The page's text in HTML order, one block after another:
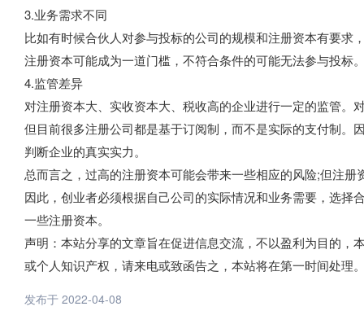
3.业务需求不同
比如有时候合伙人对参与投标的公司的规模和注册资本有要
注册资本可能成为一道门槛，不符合条件的可能无法参与投标
4.监管差异
对注册资本大、实收资本大、税收高的企业进行一定的监管。
但目前很多注册公司都是基于订阅制，而不是实际的支付制
判断企业的真实实力。
总而言之，过高的注册资本可能会带来一些相应的风险;但注
因此，创业者必须根据自己公司的实际情况和业务需要，选
一些注册资本。
声明：本站分享的文章旨在促进信息交流，不以盈利为目的
或个人知识产权，请来电或致函告之，本站将在第一时间处理
发布于 2022-04-08